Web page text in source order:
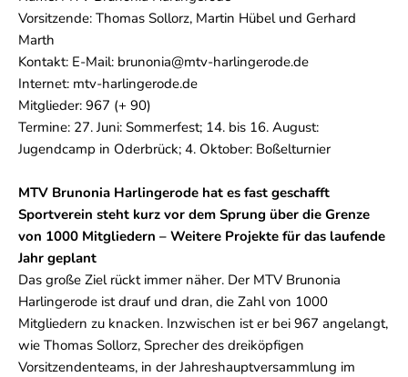
Vorsitzende: Thomas Sollorz, Martin Hübel und Gerhard
Marth
Kontakt: E-Mail: brunonia@mtv-harlingerode.de
Internet: mtv-harlingerode.de
Mitglieder: 967 (+ 90)
Termine: 27. Juni: Sommerfest; 14. bis 16. August:
Jugendcamp in Oderbrück; 4. Oktober: Boßelturnier
MTV Brunonia Harlingerode hat es fast geschafft
Sportverein steht kurz vor dem Sprung über die Grenze
von 1000 Mitgliedern – Weitere Projekte für das laufende
Jahr geplant
Das große Ziel rückt immer näher. Der MTV Brunonia
Harlingerode ist drauf und dran, die Zahl von 1000
Mitgliedern zu knacken. Inzwischen ist er bei 967 angelangt,
wie Thomas Sollorz, Sprecher des dreiköpfigen
Vorsitzendenteams, in der Jahreshauptversammlung im